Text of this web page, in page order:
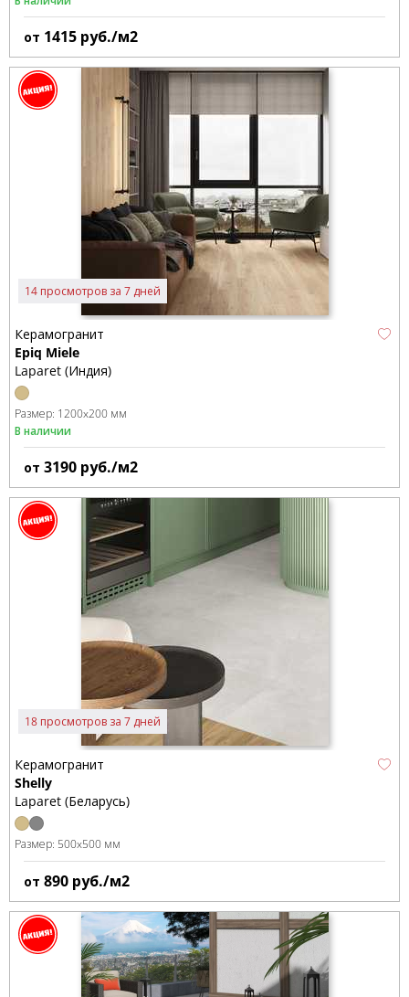
от 1415 руб./м2
14 просмотров за 7 дней
Керамогранит
Epiq Miele
Laparet (Индия)
Размер: 1200x200 мм
В наличии
от 3190 руб./м2
18 просмотров за 7 дней
Керамогранит
Shelly
Laparet (Беларусь)
Размер: 500x500 мм
от 890 руб./м2